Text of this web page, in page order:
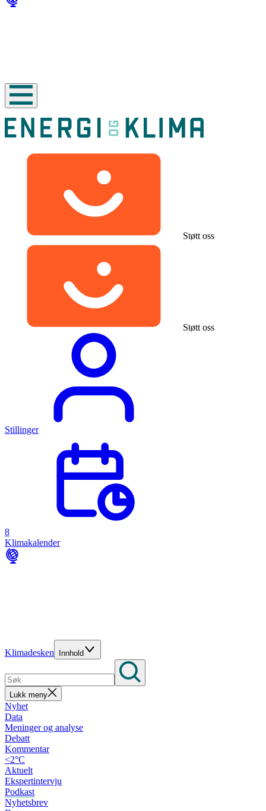
Støtt oss
Støtt oss
Stillinger
8
Klimakalender
Klimadesken Innhold
Lukk meny
Nyhet
Data
Meninger og analyse
Debatt
Kommentar
<2°C
Aktuelt
Ekspertintervju
Podkast
Nyhetsbrev